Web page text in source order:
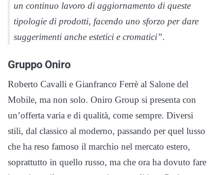
un continuo lavoro di aggiornamento di queste
tipologie di prodotti, facendo uno sforzo per dare
suggerimenti anche estetici e cromatici”.
Gruppo Oniro
Roberto Cavalli e Gianfranco Ferrè al Salone del
Mobile, ma non solo. Oniro Group si presenta con
un’offerta varia e di qualità, come sempre. Diversi
stili, dal classico al moderno, passando per quel lusso
che ha reso famoso il marchio nel mercato estero,
soprattutto in quello russo, ma che ora ha dovuto fare